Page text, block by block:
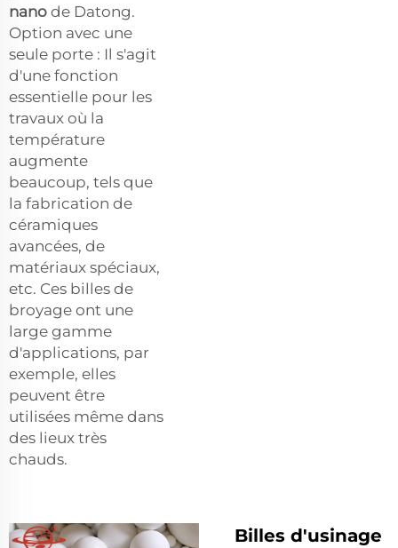
nano de Datong.
Option avec une
seule porte : Il s'agit
d'une fonction
essentielle pour les
travaux où la
température
augmente
beaucoup, tels que
la fabrication de
céramiques
avancées, de
matériaux spéciaux,
etc. Ces billes de
broyage ont une
large gamme
d'applications, par
exemple, elles
peuvent être
utilisées même dans
des lieux très
chauds.
Billes d'usinage